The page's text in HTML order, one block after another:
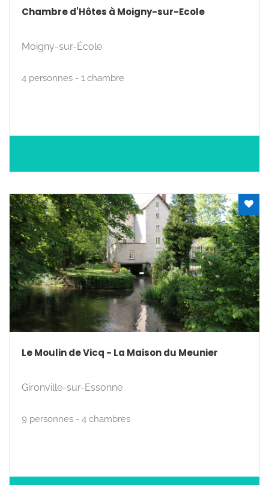
Chambre d'Hôtes à Moigny-sur-Ecole
Moigny-sur-École
4 personnes - 1 chambre
Le Moulin de Vicq - La Maison du Meunier
Gironville-sur-Essonne
9 personnes - 4 chambres